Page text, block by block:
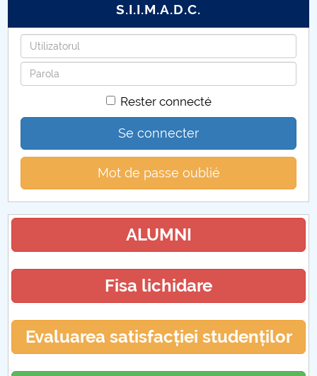
S.I.I.M.A.D.C.
Identifiant
Mot
de
Rester connecté
Se connecter
Mot de passe oublié
ALUMNI
Fisa lichidare
Evaluarea satisfacției studenților